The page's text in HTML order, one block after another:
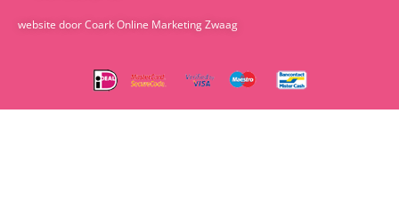
website door Coark Online Marketing Zwaag